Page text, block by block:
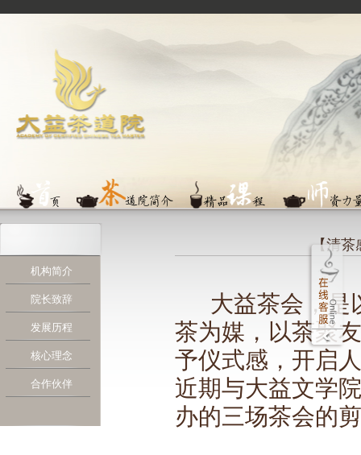
机构简介
院长致辞
发展历程
核心理念
合作伙伴
【清
大益茶会，是
茶为媒，以茶聚
予仪式感，开启
近期与大益文学
办的三场茶会的